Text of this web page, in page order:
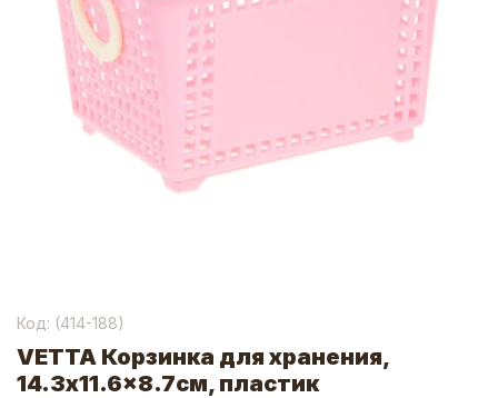
Код: (414-188)
VETTA Корзинка для хранения,
14.3x11.6x8.7см, пластик